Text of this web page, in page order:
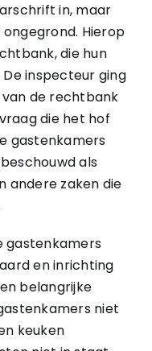
in, maar
Hierop
die hun
inspecteur ging
de rechtbank
die het hof
gastenkamers
als
andere zaken die
gastenkamers
en inrichting
belangrijke
niet
keuken